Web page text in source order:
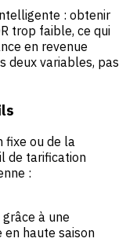
: obtenir
trop faible, ce qui
en revenue
deux variables, pas
fixe ou de la
de tarification
:
à une
haute saison